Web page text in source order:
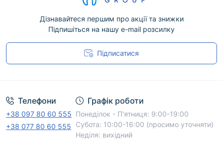
рекомендуємо враховувати її призначення,
сумісність з обладнанням або матеріалами, а
також офіційні рекомендації виробника. Дані про
конкретну модель, форму випуску й
комплектацію наведені у відповідній картці
товару.
уточнити наявність, підібрати відповідний
варіант і оформити доставку по Україні. Для
безпечного професійного використання
дотримуйтеся інструкції виробника.
Дізнавайтеся першим про акції та знижки
Підпишіться на нашу e-mail розсилку
Підписатися
Телефони
+38 097 80 60 555
+38 077 80 60 555
Графік роботи
Понеділок - П'ятниця: 9:00-19:00
Субота: 10:00-16:00 (просимо уточняти)
Неділя: вихідний